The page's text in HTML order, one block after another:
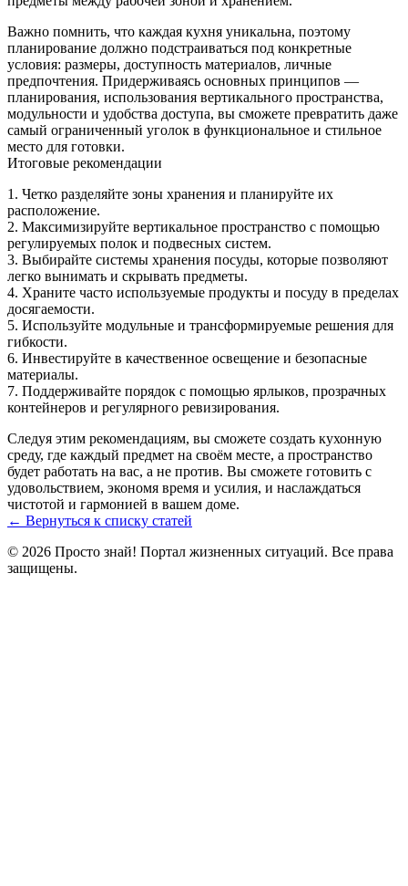
Важно помнить, что каждая кухня уникальна, поэтому
планирование должно подстраиваться под конкретные
условия: размеры, доступность материалов, личные
предпочтения. Придерживаясь основных принципов —
планирования, использования вертикального пространства,
модульности и удобства доступа, вы сможете превратить даже
самый ограниченный уголок в функциональное и стильное
место для готовки.
Итоговые рекомендации
1. Четко разделяйте зоны хранения и планируйте их
расположение.
2. Максимизируйте вертикальное пространство с помощью
регулируемых полок и подвесных систем.
3. Выбирайте системы хранения посуды, которые позволяют
легко вынимать и скрывать предметы.
4. Храните часто используемые продукты и посуду в пределах
досягаемости.
5. Используйте модульные и трансформируемые решения для
гибкости.
6. Инвестируйте в качественное освещение и безопасные
материалы.
7. Поддерживайте порядок с помощью ярлыков, прозрачных
контейнеров и регулярного ревизирования.
Следуя этим рекомендациям, вы сможете создать кухонную
среду, где каждый предмет на своём месте, а пространство
будет работать на вас, а не против. Вы сможете готовить с
удовольствием, экономя время и усилия, и наслаждаться
чистотой и гармонией в вашем доме.
← Вернуться к списку статей
© 2026 Просто знай! Портал жизненных ситуаций. Все права
защищены.